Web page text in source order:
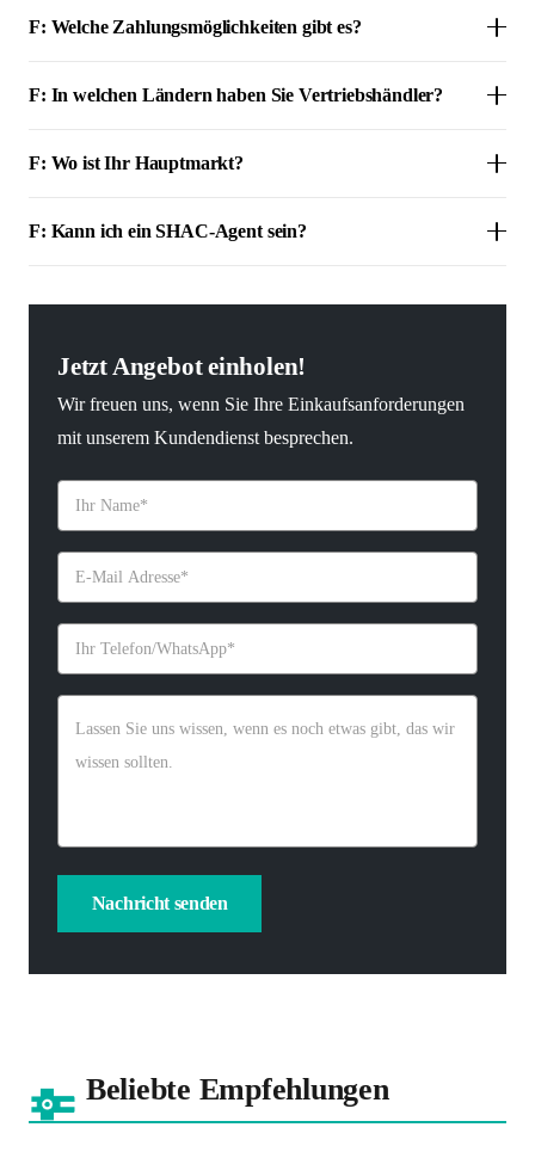
F: Welche Zahlungsmöglichkeiten gibt es?
F: In welchen Ländern haben Sie Vertriebshändler?
F: Wo ist Ihr Hauptmarkt?
F: Kann ich ein SHAC-Agent sein?
Jetzt Angebot einholen!
Wir freuen uns, wenn Sie Ihre Einkaufsanforderungen
mit unserem Kundendienst besprechen.
Beliebte Empfehlungen